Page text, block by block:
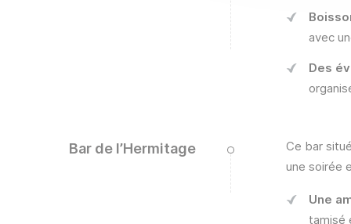
avec
Des
Bar de l’Hermitage
Ce bar
une soirée
Une
tamisé